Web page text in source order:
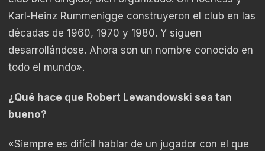
Karl-Heinz Rummenigge construyeron el club en las
décadas de 1960, 1970 y 1980. Y siguen
desarrollándose. Ahora son un nombre conocido en
todo el mundo».
¿Qué hace que Robert Lewandowski sea tan
bueno?
«Siempre es difícil hablar de un jugador con el que